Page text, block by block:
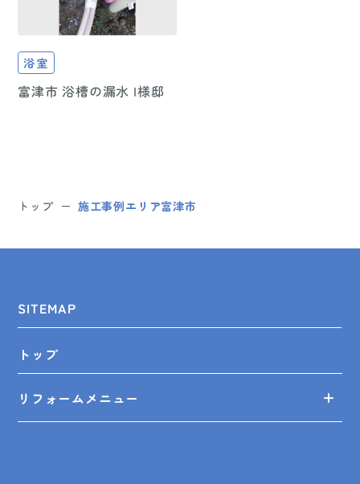
浴室
富津市 浴槽の漏水 I様邸
トップ 施工事例エリア富津市
SITEMAP
トップ
リフォームメニュー